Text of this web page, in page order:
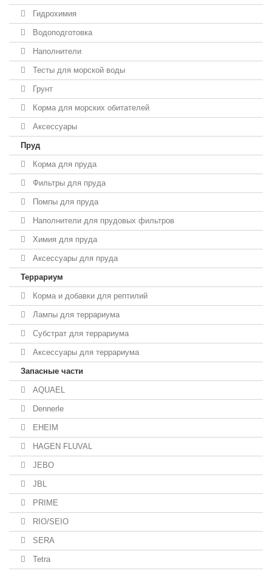
Гидрохимия
Водоподготовка
Наполнители
Тесты для морской воды
Грунт
Корма для морских обитателей
Аксессуары
Пруд
Корма для пруда
Фильтры для пруда
Помпы для пруда
Наполнители для прудовых фильтров
Химия для пруда
Аксессуары для пруда
Террариум
Корма и добавки для рептилий
Лампы для террариума
Субстрат для террариума
Аксессуары для террариума
Запасные части
AQUAEL
Dennerle
EHEIM
HAGEN FLUVAL
JEBO
JBL
PRIME
RIO/SEIO
SERA
Tetra